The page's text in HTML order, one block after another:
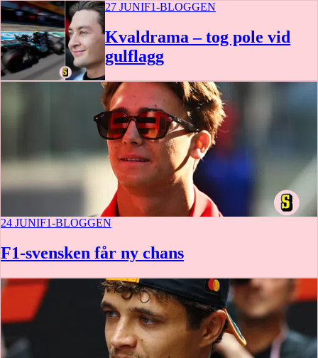
27 JUNIF1-BLOGGEN
Kvaldrama – tog pole vid
gulflagg
24 JUNIF1-BLOGGEN
F1-svensken får ny chans